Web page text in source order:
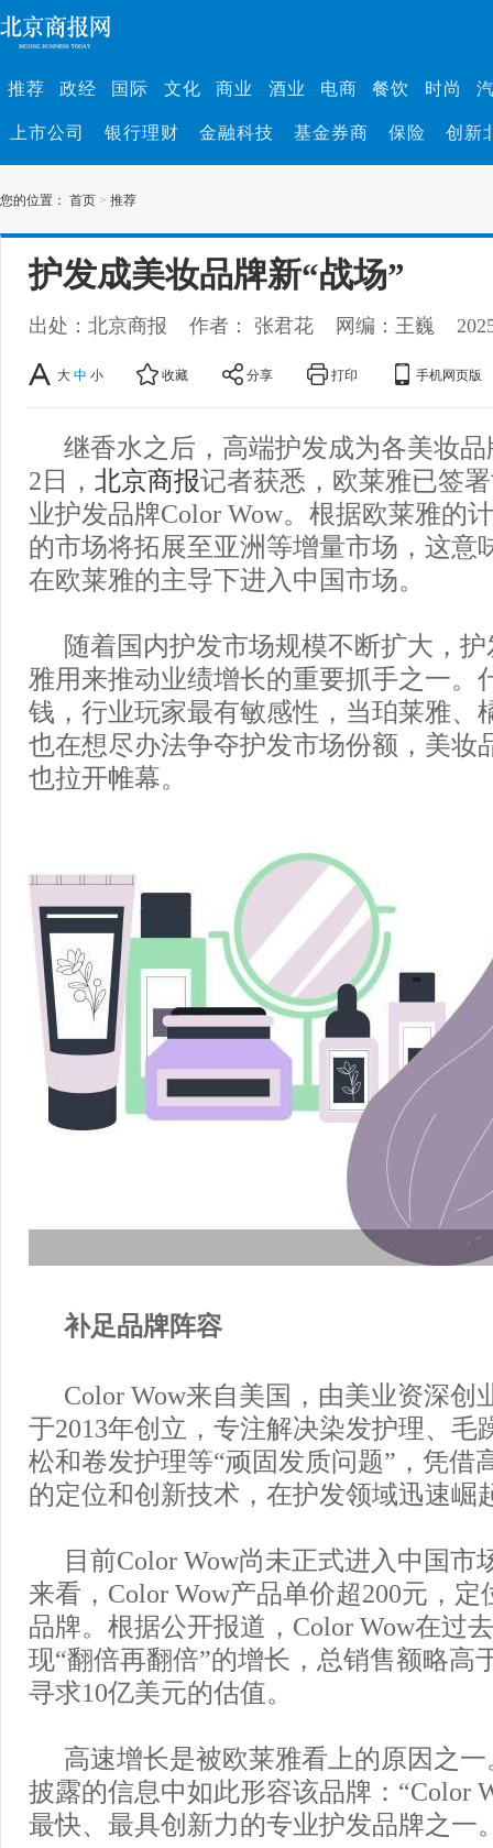
推荐 政经 国际 文化 商业 酒业 电商 餐饮 时尚
上市公司 银行理财 金融科技 基金券商 保险 创新
您的位置： 首页 > 推荐
护发成美妆品牌新“战场”
出处：北京商报 作者： 张君花 网编：王巍
大 中 小 收藏 分享 打印 手机网页版
继香水之后，高端护发成为各美妆
2日， 北京商报记者获悉，欧莱雅已签
业护发品牌Color Wow。根据欧莱雅的
的市场将拓展至亚洲等增量市场，这意
在欧莱雅的主导下进入中国市场。
随着国内护发市场规模不断扩大，
雅用来推动业绩增长的重要抓手之一。
钱，行业玩家最有敏感性，当珀莱雅、
也在想尽办法争夺护发市场份额，美妆
也拉开帷幕。
补足品牌阵容
Color Wow来自美国，由美业资深创
于2013年创立，专注解决染发护理、毛
松和卷发护理等“顽固发质问题”，凭借
的定位和创新技术，在护发领域迅速崛
目前Color Wow尚未正式进入中国市
来看，Color Wow产品单价超200元，
品牌。根据公开报道，Color Wow在过
现“翻倍再翻倍”的增长，总销售额略高
寻求10亿美元的估值。
高速增长是被欧莱雅看上的原因之
披露的信息中如此形容该品牌：“Color
最快、最具创新力的专业护发品牌之一